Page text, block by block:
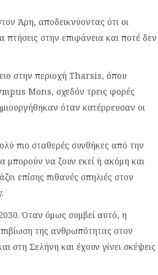
Άρη, αποδεικνύοντας ότι οι
στην επιφάνεια και ποτέ δεν
στην περιοχή Tharsis, όπου
Mons, σχεδόν τρεις φορές
όταν κατέρρευσαν οι
πιο σταθερές συνθήκες από την
μπορούν να ζουν εκεί ή ακόμη και
επίσης πιθανές σπηλιές στον
Όταν όμως συμβεί αυτό, η
της ανθρωπότητας στον
στη Σελήνη και έχουν γίνει σκέψεις